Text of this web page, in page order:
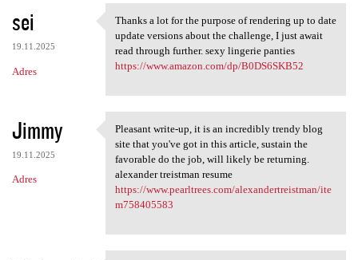
sei
19.11.2025
Adres
Thanks a lot for the purpose
Thanks a lot for the purpose of rendering up to date
update versions about the challenge, I just await
read through further. sexy lingerie panties
https://www.amazon.com/dp/B0DS6SKB52
Jimmy
19.11.2025
Adres
Pleasant write-up, it is an
Pleasant write-up, it is an incredibly trendy blog
site that you've got in this article, sustain the
favorable do the job, will likely be returning.
alexander treistman resume
https://www.pearltrees.com/alexandertreistman/ite
m758405583